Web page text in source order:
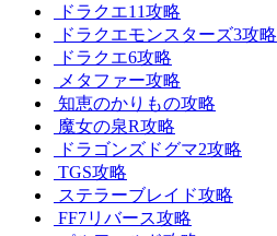
ドラクエ11攻略
ドラクエモンスターズ3攻略
ドラクエ6攻略
メタファー攻略
知恵のかりもの攻略
魔女の泉R攻略
ドラゴンズドグマ2攻略
TGS攻略
ステラーブレイド攻略
FF7リバース攻略